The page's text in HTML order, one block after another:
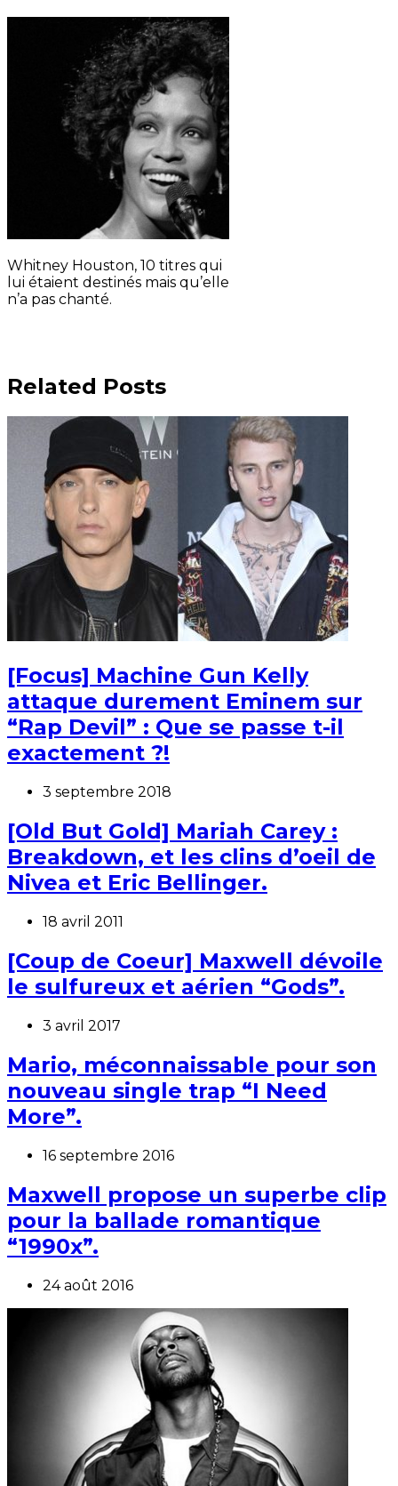
Whitney Houston, 10 titres qui
lui étaient destinés mais qu’elle
n’a pas chanté.
Related Posts
[Focus] Machine Gun Kelly
attaque durement Eminem sur
“Rap Devil” : Que se passe t-il
exactement ?!
3 septembre 2018
[Old But Gold] Mariah Carey :
Breakdown, et les clins d’oeil de
Nivea et Eric Bellinger.
18 avril 2011
[Coup de Coeur] Maxwell dévoile
le sulfureux et aérien “Gods”.
3 avril 2017
Mario, méconnaissable pour son
nouveau single trap “I Need
More”.
16 septembre 2016
Maxwell propose un superbe clip
pour la ballade romantique
“1990x”.
24 août 2016